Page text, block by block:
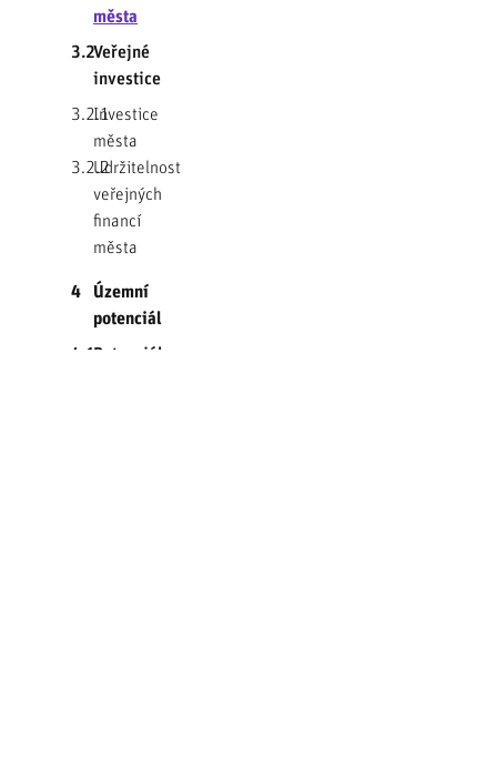
města
3.2Veřejné
investice
3.2.1Investice
města
3.2.2Udržitelnost
veřejných
financí
města
4
Územní
potenciál
4.1Potenciál